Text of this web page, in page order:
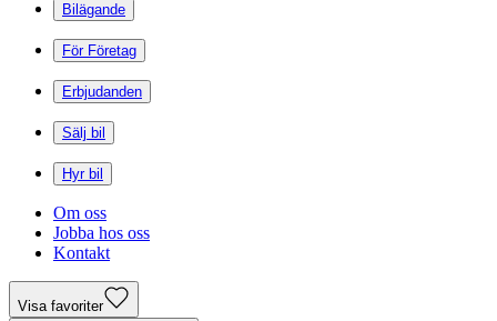
Bilägande
För Företag
Erbjudanden
Sälj bil
Hyr bil
Om oss
Jobba hos oss
Kontakt
Visa favoriter